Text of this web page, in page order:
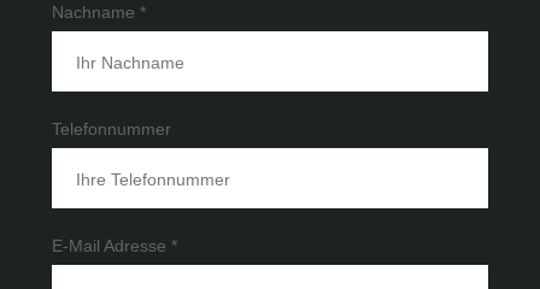
Nachname *
Telefonnummer
E-Mail Adresse *